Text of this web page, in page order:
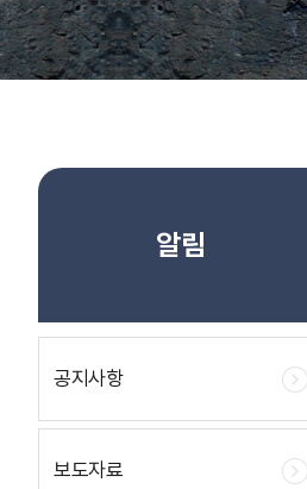
알림
공지사항
보도자료